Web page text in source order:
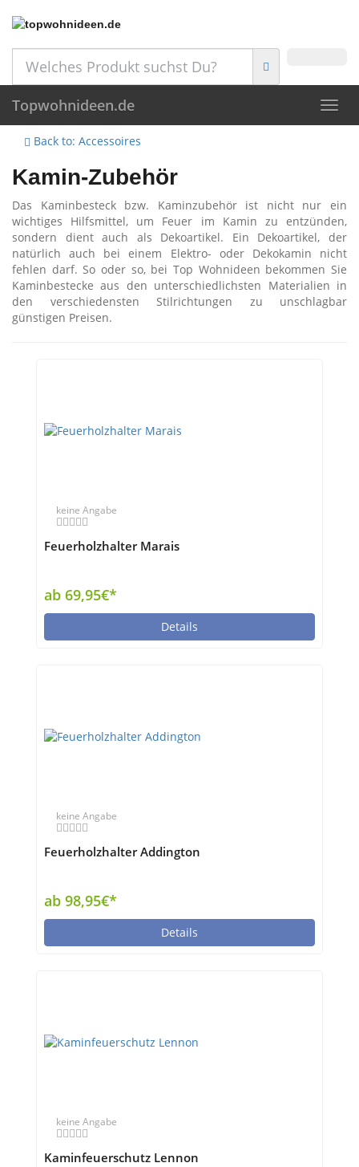
Topwohnideen.de
Back to: Accessoires
Kamin-Zubehör
Das Kaminbesteck bzw. Kaminzubehör ist nicht nur ein
wichtiges Hilfsmittel, um Feuer im Kamin zu entzünden,
sondern dient auch als Dekoartikel. Ein Dekoartikel, der
natürlich auch bei einem Elektro- oder Dekokamin nicht
fehlen darf. So oder so, bei Top Wohnideen bekommen Sie
Kaminbestecke aus den unterschiedlichsten Materialien in
den verschiedensten Stilrichtungen zu unschlagbar
günstigen Preisen.
keine Angabe
Feuerholzhalter Marais
ab 69,95€*
Details
keine Angabe
Feuerholzhalter Addington
ab 98,95€*
Details
keine Angabe
Kaminfeuerschutz Lennon